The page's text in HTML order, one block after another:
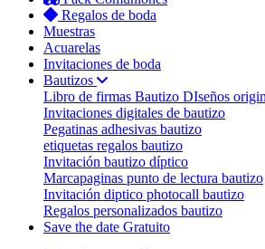
Regalos de boda
Muestras
Acuarelas
Invitaciones de boda
Bautizos
Libro de firmas Bautizo DIseños
Invitaciones digitales de bautizo
Pegatinas adhesivas bautizo
etiquetas regalos bautizo
Invitación bautizo díptico
Marcapaginas punto de lectura bautizo
Invitación diptico photocall bautizo
Regalos personalizados bautizo
Save the date Gratuito